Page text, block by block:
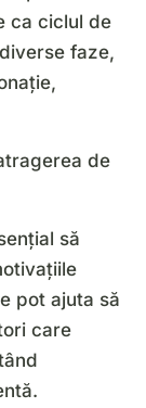
ca ciclul de
faze,
de
să
pot ajuta să
care